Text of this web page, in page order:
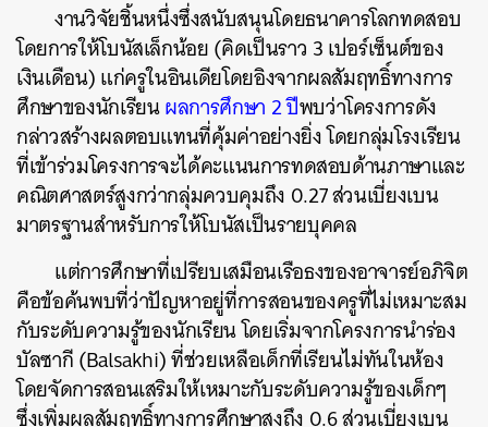
งานวิจัยชิ้นหนึ่งซึ่งสนับสนุนโดยธนาคารโลกทดสอบ
โดยการให้โบนัสเล็กน้อย (คิดเป็นราว 3 เปอร์เซ็นต์ของ
เงินเดือน) แก่ครูในอินเดียโดยอิงจากผลสัมฤทธิ์ทางการ
ศึกษาของนักเรียนผลการศึกษา 2 ปีพบว่าโครงการดัง
กล่าวสร้างผลตอบแทนที่คุ้มค่าอย่างยิ่ง โดยกลุ่มโรงเรียน
ที่เข้าร่วมโครงการจะได้คะแนนการทดสอบด้านภาษาและ
คณิตศาสตร์สูงกว่ากลุ่มควบคุมถึง 0.27 ส่วนเบี่ยงเบน
มาตรฐานสำหรับการให้โบนัสเป็นรายบุคคล
แต่การศึกษาที่เปรียบเสมือนเรือธงของอาจารย์อภิจิต
คือข้อค้นพบที่ว่าปัญหาอยู่ที่การสอนของครูที่ไม่เหมาะสม
กับระดับความรู้ของนักเรียน โดยเริ่มจากโครงการนำร่อง
บัลซากี (Balsakhi) ที่ช่วยเหลือเด็กที่เรียนไม่ทันในห้อง
โดยจัดการสอนเสริมให้เหมาะกับระดับความรู้ของเด็กๆ
ซึ่งเพิ่มผลสัมฤทธิ์ทางการศึกษาสูงถึง 0.6 ส่วนเบี่ยงเบน